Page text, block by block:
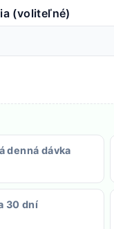
(voliteľné)
denná dávka
30 dní